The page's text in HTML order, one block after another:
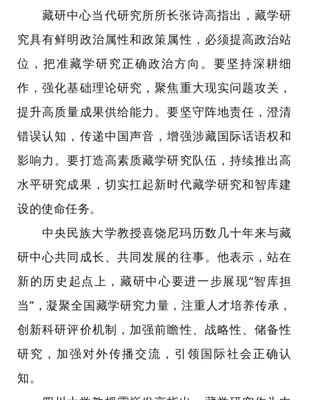
藏研中心当代研究所所长张诗高指出，藏学研
究具有鲜明政治属性和政策属性，必须提高政治站
位，把准藏学研究正确政治方向。要坚持深耕细
作，强化基础理论研究，聚焦重大现实问题攻关，
提升高质量成果供给能力。要坚守阵地责任，澄清
错误认知，传递中国声音，增强涉藏国际话语权和
影响力。要打造高素质藏学研究队伍，持续推出高
水平研究成果，切实扛起新时代藏学研究和智库建
设的使命任务。
中央民族大学教授喜饶尼玛历数几十年来与藏
研中心共同成长、共同发展的往事。他表示，站在
新的历史起点上，藏研中心要进一步展现“智库担
当”，凝聚全国藏学研究力量，注重人才培养传承，
创新科研评价机制，加强前瞻性、战略性、储备性
研究，加强对外传播交流，引领国际社会正确认
知。